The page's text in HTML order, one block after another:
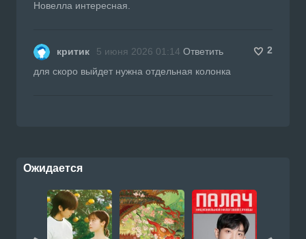
Новелла интересная.
критик 5 июня 2026 01:14 Ответить
2
для скоро выйдет нужна отдельная колонка
Ожидается